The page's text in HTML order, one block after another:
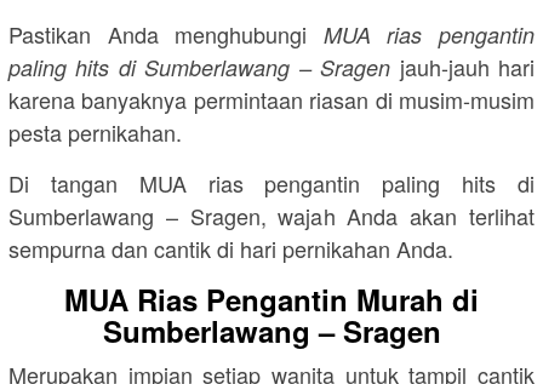
Pastikan Anda menghubungi MUA rias pengantin
paling hits di Sumberlawang – Sragen jauh-jauh hari
karena banyaknya permintaan riasan di musim-musim
pesta pernikahan.
Di tangan MUA rias pengantin paling hits di
Sumberlawang – Sragen, wajah Anda akan terlihat
sempurna dan cantik di hari pernikahan Anda.
MUA Rias Pengantin Murah di
Sumberlawang – Sragen
Merupakan impian setiap wanita untuk tampil cantik